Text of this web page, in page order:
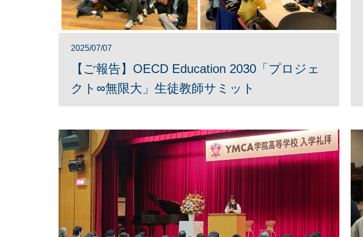
2025/07/07
【ご報告】OECD Education 2030「プロジェ
クト∞無限大」生徒教師サミット